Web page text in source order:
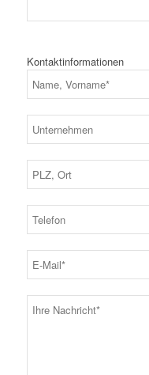
Kontaktinformationen